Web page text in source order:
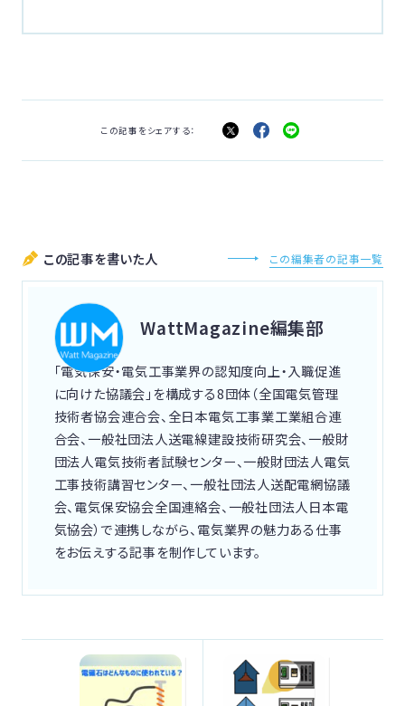
この記事をシェアする：
この記事を書いた人 この編集者の記事一覧
WattMagazine編集部
「電気保安・電気工事業界の認知度向上・入職促進
に向けた協議会」を構成する8団体（全国電気管理
技術者協会連合会、全日本電気工事業工業組合連
合会、一般社団法人送電線建設技術研究会、一般財
団法人電気技術者試験センター、一般財団法人電気
工事技術講習センター、一般社団法人送配電網協議
会、電気保安協会全国連絡会、一般社団法人日本電
気協会）で連携しながら、電気業界の魅力ある仕事
をお伝えする記事を制作しています。